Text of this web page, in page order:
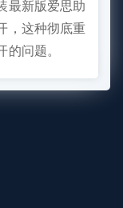
最新版爱思助
，这种彻底重
问题。